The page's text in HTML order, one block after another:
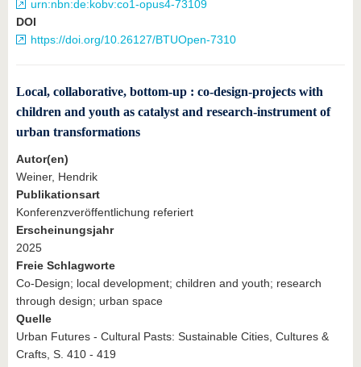
urn:nbn:de:kobv:co1-opus4-73109
DOI
https://doi.org/10.26127/BTUOpen-7310
Local, collaborative, bottom-up : co-design-projects with
children and youth as catalyst and research-instrument of
urban transformations
Autor(en)
Weiner, Hendrik
Publikationsart
Konferenzveröffentlichung referiert
Erscheinungsjahr
2025
Freie Schlagworte
Co-Design; local development; children and youth; research
through design; urban space
Quelle
Urban Futures - Cultural Pasts: Sustainable Cities, Cultures &
Crafts, S. 410 - 419